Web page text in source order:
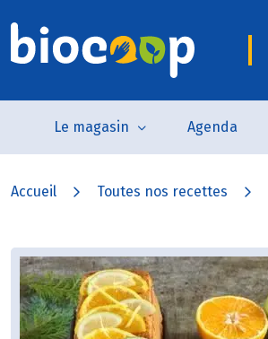
Le magasin Agenda
Accueil Toutes nos recettes